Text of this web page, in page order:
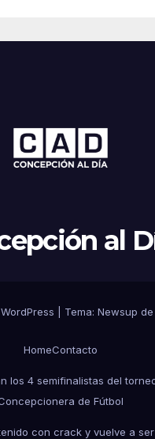
al
Tema: Newsup de
HomeContacto
los 4 semifinalistas del
de Fútbol
con crack y vuelve a